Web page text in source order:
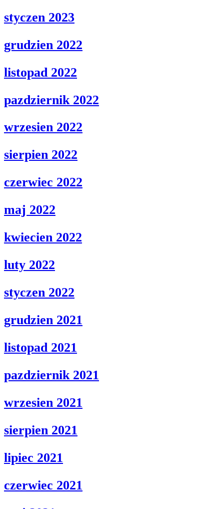
styczen 2023
grudzien 2022
listopad 2022
pazdziernik 2022
wrzesien 2022
sierpien 2022
czerwiec 2022
maj 2022
kwiecien 2022
luty 2022
styczen 2022
grudzien 2021
listopad 2021
pazdziernik 2021
wrzesien 2021
sierpien 2021
lipiec 2021
czerwiec 2021